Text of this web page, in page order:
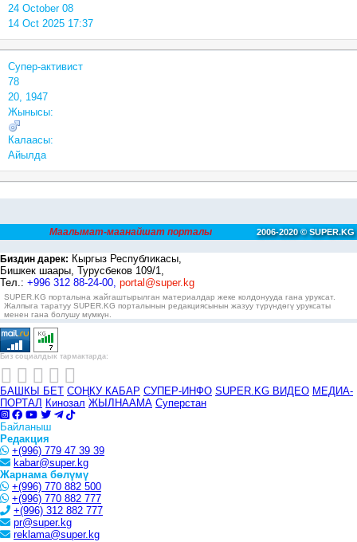
24 October 08
14 Oct 2025 17:37
Супер-активист
78
20, 1947
Жынысы:
Калаасы:
Айылда
Маалымат-маанайшат порталы 2006-2020 © SUPER.KG
Биздин дарек: Кыргыз Республикасы,
Бишкек шаары, Турусбеков 109/1,
Тел.: +996 312 88-24-00, portal@super.kg
SUPER.KG порталына жайгаштырылган материалдар жеке колдонууда гана уруксат.
Жалпыга таратуу SUPER.KG порталынын редакциясынын жазуу түрүндөгү уруксаты
менен гана болушу мүмкүн.
Биз социалдык тармактарда:
БАШКЫ БЕТ СОҢКУ КАБАР СУПЕР-ИНФО SUPER.KG ВИДЕО МЕДИА-
ПОРТАЛ Кинозал ЖЫЛНААМА Суперстан
Байланыш
Редакция
+(996) 779 47 39 39
kabar@super.kg
Жарнама бөлүмү
+(996) 770 882 500
+(996) 770 882 777
+(996) 312 882 777
pr@super.kg
reklama@super.kg